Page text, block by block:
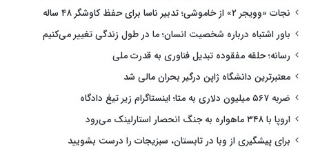
نجات «وویجر ۲» از خاموشی؛ تدبیر ناسا برای حفظ کاوشگر ۴۸ ساله
باور اشتباه درباره شخصیت انسان؛ ما در طول زندگی تغییر می‌کنیم
رسانه؛ حلقه مفقوده تبدیل فناوری به قدرت ملی
معتبرترین دانشگاه ژاپن درگیر بحران مالی شد
ضربه ۵۶۷ میلیون دلاری به متا؛ اینستاگرام زیر تیغ دادگاه
اروپا با ۳۴۸ ماهواره به جنگ انحصار استارلینک می‌رود
برای پیشگیری از وبا در تابستان، سبزیجات را درست بشویید